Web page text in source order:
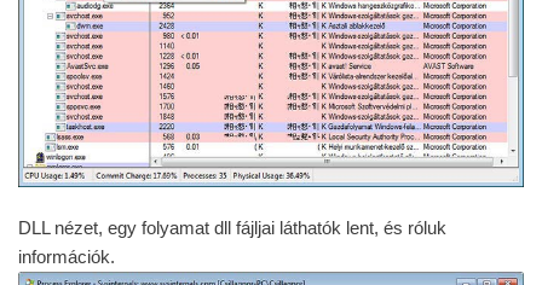
DLL nézet, egy folyamat dll fájljai láthatók lent, és róluk
információk.